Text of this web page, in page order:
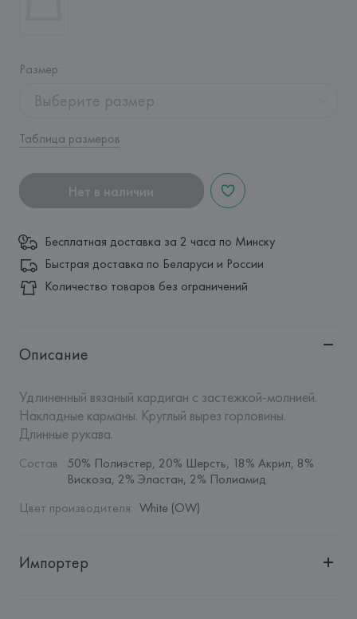
Размер:
Выберите размер
Таблица размеров
Нет в наличии
Бесплатная доставка за 2 часа по Минску
Быстрая доставка по Беларуси и России
Количество товаров без ограничений
Описание
Удлиненный вязаный кардиган с застежкой-молнией.
Накладные карманы. Круглый вырез горловины.
Длинные рукава.
Состав: 50% Полиэстер, 20% Шерсть, 18% Акрил, 8%
Вискоза, 2% Эластан, 2% Полиамид
Цвет производителя: White (OW)
Импортер